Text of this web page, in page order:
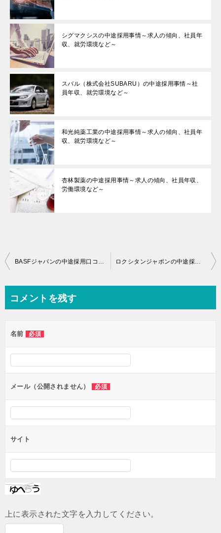
シグマクシスの中途採用事情～求人の傾向、社員年
収、就労環境など～
スバル（株式会社SUBARU）の中途採用事情～社
員年収、就労環境など～
和光純薬工業の中途採用事情～求人の傾向、社員年
収、就労環境など～
杏林製薬の中途採用事情～求人の傾向、社員年収、
労働環境など～
投
ビ
ー
シ
ン
BASFジャパンの中途採用口コミ情報～社員年収、就労環境など～ ロクシタンジャポンの中途採用事情と年収について(2)総合職
コメントを残す
名前 必須
メール（公開されません） 必須
サイト
上に表示された文字を入力してください。